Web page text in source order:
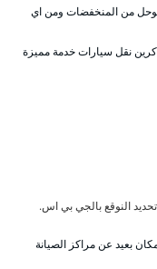
من المنخفضات ومن اي
نقل سيارات خدمة مميزة
النوقع بالجي بي اس.
بعيد عن مراكز الصيانة